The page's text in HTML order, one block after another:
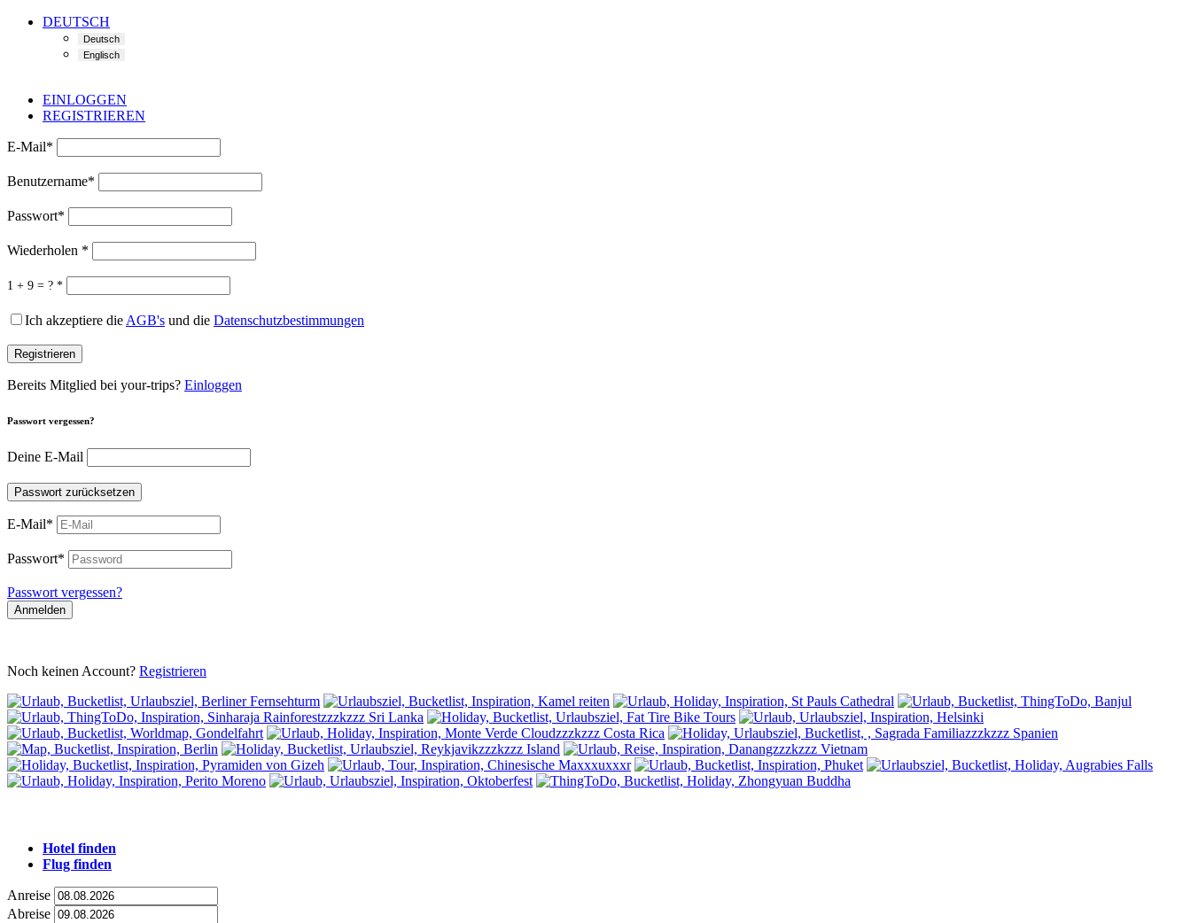
DEUTSCH
EINLOGGEN
REGISTRIEREN
E-Mail*
Benutzername*
Passwort*
Wiederholen *
1 + 9 = ? *
Ich akzeptiere die AGB's und die Datenschutzbestimmungen
Registrieren
Bereits Mitglied bei your-trips? Einloggen
Passwort vergessen?
Deine E-Mail
Passwort zurücksetzen
E-Mail*
Passwort*
Passwort vergessen?
Anmelden
Noch keinen Account? Registrieren
Hotel finden
Flug finden
Anreise
Abreise